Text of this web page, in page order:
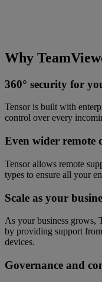
Why
360° security for
Tensor is built with
control over every
Even wider remote
Tensor allows remote
types to ensure all your
Scale as your
As your business grows,
by providing support
devices.
Governance and